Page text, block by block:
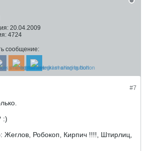
20.04.2009
4724
сообщение:
#7
:)
Жеглов, Робокоп, Кирпич !!!!, Штирлиц,